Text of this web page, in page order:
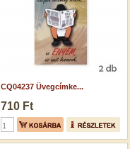
CQ04237 Üvegcímke...
710 Ft